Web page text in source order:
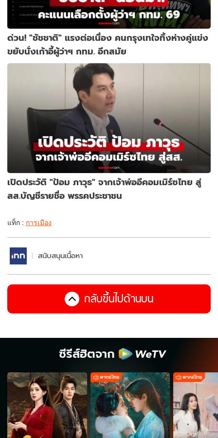
ด่วน! "ชัชชาติ" แรงต่อเนื่อง คนกรุงเทใจทิ้งห่างคู่แข่ง
ขยับนั่งเก้าอี้ผู้ว่าฯ กทม. อีกสมัย
เปิดประวัติ "ป้อม ภาวุธ" จากเจ้าพ่ออีคอมเมิร์ซไทย สู่
สส.บัญชีรายชื่อ พรรคประชาชน
แท็ก : การเมือง
สนับสนุนเนื้อหา
กลับขึ้นไปด้านบน
ซีรีส์ฮิตจาก